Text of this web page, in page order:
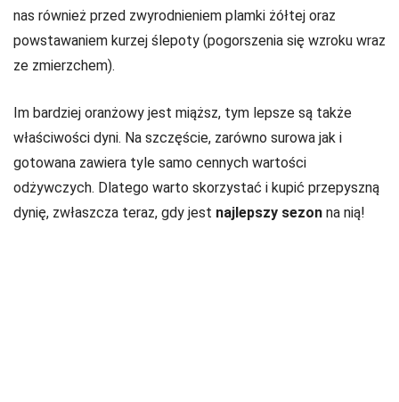
nas również przed zwyrodnieniem plamki żółtej oraz
powstawaniem kurzej ślepoty (pogorszenia się wzroku wraz
ze zmierzchem).
Im bardziej oranżowy jest miąższ, tym lepsze są także
właściwości dyni. Na szczęście, zarówno surowa jak i
gotowana zawiera tyle samo cennych wartości
odżywczych. Dlatego warto skorzystać i kupić przepyszną
dynię, zwłaszcza teraz, gdy jest najlepszy sezon na nią!